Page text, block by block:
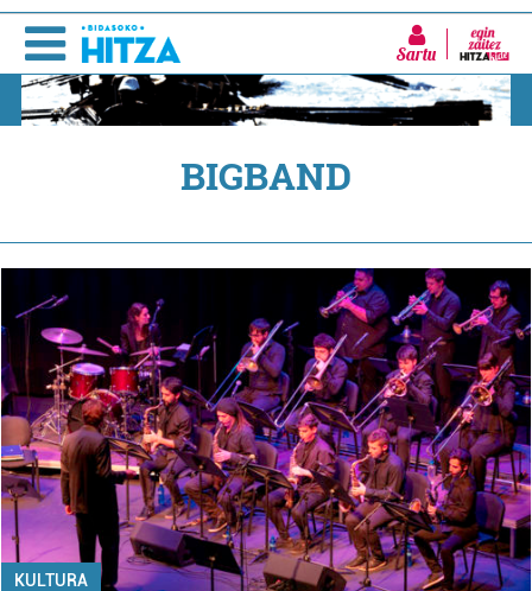
Sartu
BIGBAND
KULTURA